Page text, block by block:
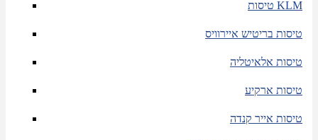
טיסות KLM
טיסות בריטיש איירוויס
טיסות אלאיטליה
טיסות ארקיע
טיסות אייר קנדה